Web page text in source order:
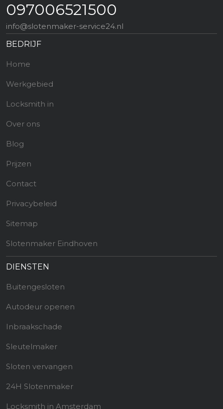
097006521500
info@slotenmaker-service24.nl
BEDRIJF
Home
Werkgebied
Locksmith in
Over ons
Blog
Prijzen
Contact
Privacybeleid
Sitemap
Slotenmaker Eindhoven
DIENSTEN
Buitengesloten
Autodeur openen
Inbraakschade
Sleutelmaker
Sloten vervangen
24H Slotenmaker
Locksmith in Amsterdam